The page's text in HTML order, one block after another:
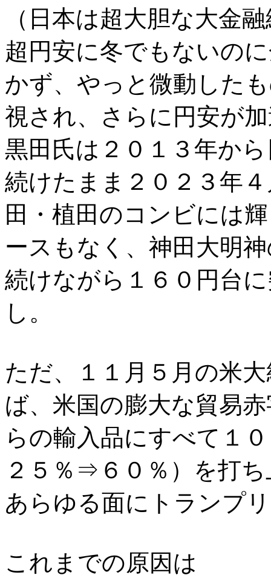
（日本は超大胆な大金
超円安に冬でもないの
かず、やっと微動した
視され、さらに円安が
黒田氏は２０１３年か
続けたまま２０２３年
田・植田のコンビには
ースもなく、神田大明
続けながら１６０円台
し。
ただ、１１月５月の米
ば、米国の膨大な貿易
らの輸入品にすべて１
２５％⇒６０％）を打
あらゆる面にトランプ
これまでの原因は